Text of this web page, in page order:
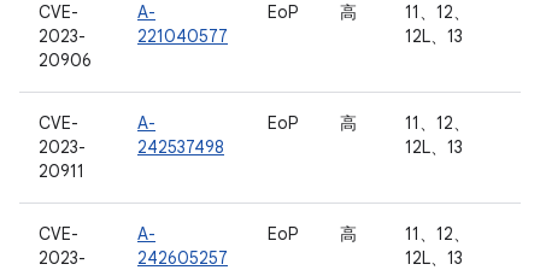
CVE-
2023-
20906
A-
221040577
EoP 高
11、12、
12L、13
CVE-
2023-
20911
A-
242537498
EoP 高
11、12、
12L、13
CVE-
2023-
A-
242605257
EoP 高
11、12、
12L、13